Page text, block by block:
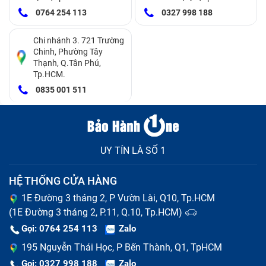
Màn hình vỡ, nứt
: Đây là một trong những sự cố
thường gặp nhất trên màn hình Realme X7 5G nói
riêng và mọi dòng smartphone nói chung. Nó
thường xuất phát từ việc màn hình bị tác động bởi
lực lớn như bị rơi rớt, va đập hoặc bị đè nén bởi vật
nặng.
Chất lượng hiển thị kém: Hình ảnh hiển thị bị mờ,
nhòe, không rõ nét, màu sắc trở nên đậm hoặc nhạt
Lỗi cảm ứng: Màn hình Realme X7 5G không phản
ứng hoặc phản ứng chậm, phản ứng sai với các
thao tác vuốt chạm của người dùng.
Màn hình tối đen
và hoạt động bình thường nhưng màn hình Realme
0764 254 113
0327 998 188
Chi nhánh 3. 721 Trường
Chinh, Phường Tây
Thạnh, Q.Tân Phú,
Tp.HCM.
0835 001 511
UY TÍN LÀ SỐ 1
HỆ THỐNG CỬA HÀNG
1E Đường 3 tháng 2, P Vườn Lài, Q10, Tp.HCM
(1E Đường 3 tháng 2, P.11, Q.10, Tp.HCM)
Gọi: 0764 254 113 Zalo
195 Nguyễn Thái Học, P Bến Thành, Q1, TpHCM
Gọi: 0327 998 188 Zalo